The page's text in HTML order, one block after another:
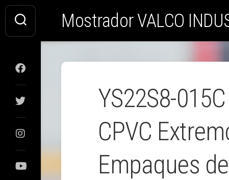
Saltar
contenido
Mostrador VALCO
YS22S8-
CPVC
Empaques